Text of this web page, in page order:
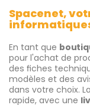
Spacenet,
En tant que
pour l'achat de
des fiches
modèles et des
dans votre choix. La
rapide, avec une